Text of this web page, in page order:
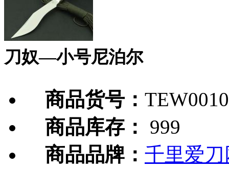
刀奴—小号尼泊尔
商品货号：
商品库存：
999
商品品牌： 千里爱刀